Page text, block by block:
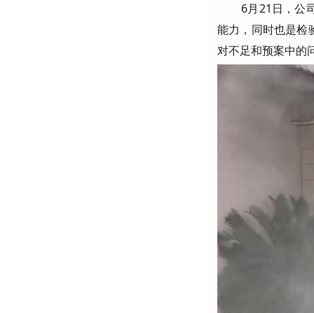
6月21日，公
能力，同时也是检
对不足和预案中的